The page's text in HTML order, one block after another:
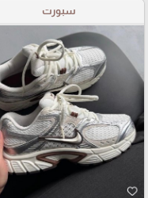
سبورت